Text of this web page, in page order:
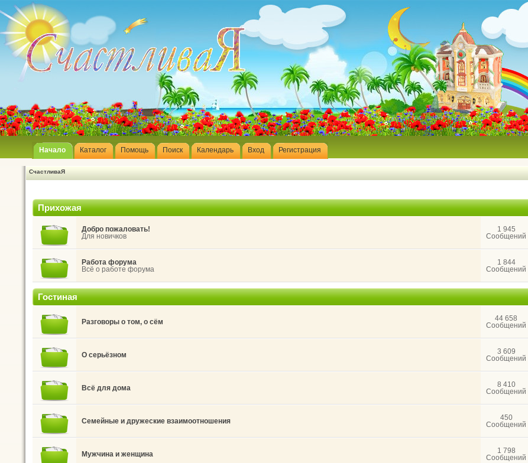
Начало Каталог Помощь Поиск Календарь Вход Регистрация
СчастливаЯ
Прихожая
Добро пожаловать!
Для новичков
1 945
Сообщений
Работа форума
Всё о работе форума
1 844
Сообщений
Гостиная
Разговоры о том, о сём
44 658
Сообщений
О серьёзном
3 609
Сообщений
Всё для дома
8 410
Сообщений
Семейные и дружеские взаимоотношения
450
Сообщений
Мужчина и женщина
1 798
Сообщений